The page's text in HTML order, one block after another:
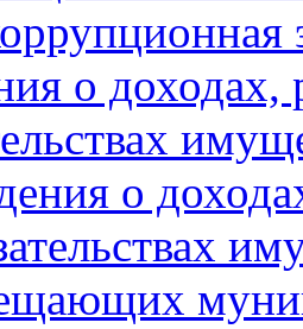
о доходах,
о